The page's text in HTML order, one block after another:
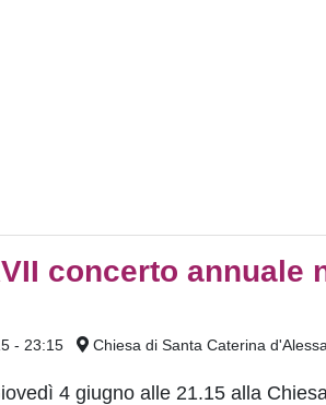
concerto annuale
- 23:15 Chiesa di Santa Caterina
4 giugno alle 21.15 alla